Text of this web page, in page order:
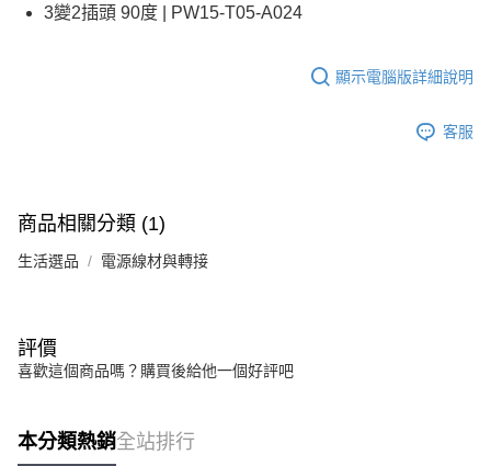
3變2插頭 90度 | PW15-T05-A024
顯示電腦版詳細說明
客服
商品相關分類 (1)
生活選品 電源線材與轉接
評價
喜歡這個商品嗎？購買後給他一個好評吧
本分類熱銷全站排行